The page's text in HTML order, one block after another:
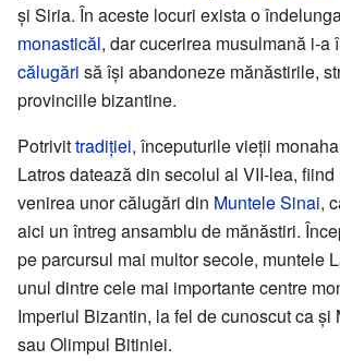
și Siria. În aceste locuri exista o
monasticăl, dar cucerirea musulmană i-a
călugări să își abandoneze mănăstirile,
provinciile bizantine.
Potrivittradiției, începuturile vieții
Latros datează din secolul al VII-lea,
venirea unor călugări din Muntele Sinai,
aici un întreg ansamblu de mănăstiri.
pe parcursul mai multor secole, muntele
unul dintre cele mai importante centre
Imperiul Bizantin, la fel de cunoscut ca și
sau Olimpul Bitiniei.